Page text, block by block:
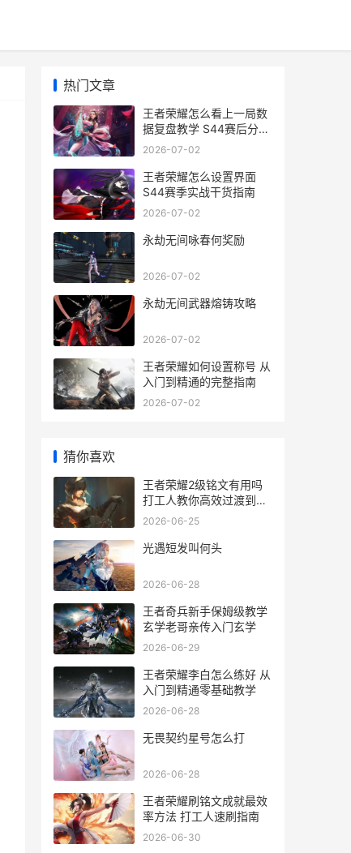
热门文章
王者荣耀怎么看上一局数
据复盘教学 S44赛后分析
工具详解
2026-07-02
王者荣耀怎么设置界面
S44赛季实战干货指南
2026-07-02
永劫无间咏春何奖励
2026-07-02
永劫无间武器熔铸攻略
2026-07-02
王者荣耀如何设置称号 从
入门到精通的完整指南
2026-07-02
猜你喜欢
王者荣耀2级铭文有用吗
打工人教你高效过渡到高
级铭文
2026-06-25
光遇短发叫何头
2026-06-28
王者奇兵新手保姆级教学
玄学老哥亲传入门玄学
2026-06-29
王者荣耀李白怎么练好 从
入门到精通零基础教学
2026-06-28
无畏契约星号怎么打
2026-06-28
王者荣耀刷铭文成就最效
率方法 打工人速刷指南
2026-06-30